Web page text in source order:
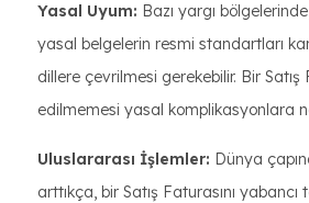
Yasal Uyum: Bazı yargı
yasal belgelerin resmi standartları
dillere çevrilmesi gerekebilir. Bir Satış
edilmemesi yasal komplikasyonlara
Uluslararası İşlemler: Dünya
arttıkça, bir Satış Faturasını yabancı